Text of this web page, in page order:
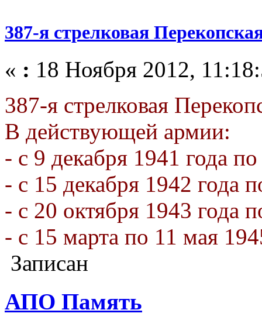
387-я стрелковая
« : 18 Ноября 2012,
387-я стрелковая
В действующей армии:
- с 9 декабря 1941 года
- с 15 декабря 1942 года
- с 20 октября 1943 года
- с 15 марта по 11 мая
Записан
АПО Память